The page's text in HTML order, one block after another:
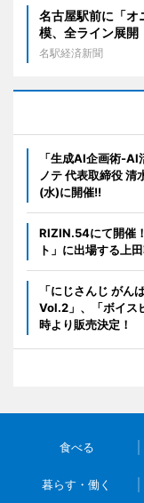
名古屋駅前に「
模、全ライン展開
名駅経済新聞
「生成AI企画術-
ノテ 代表取締役
(水)に開催!!
RIZIN.54にて開催
ト」に出場する上
「にじさんじ がん
Vol.2」、「ボイス
時より販売決定！
食べる
暮らす・働く